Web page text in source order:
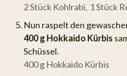
2 Stück Kohlrabi, 1 Stück
Nun raspelt den
400 g Hokkaido Kürbis
Schüssel.
400 g Hokkaido Kürbis